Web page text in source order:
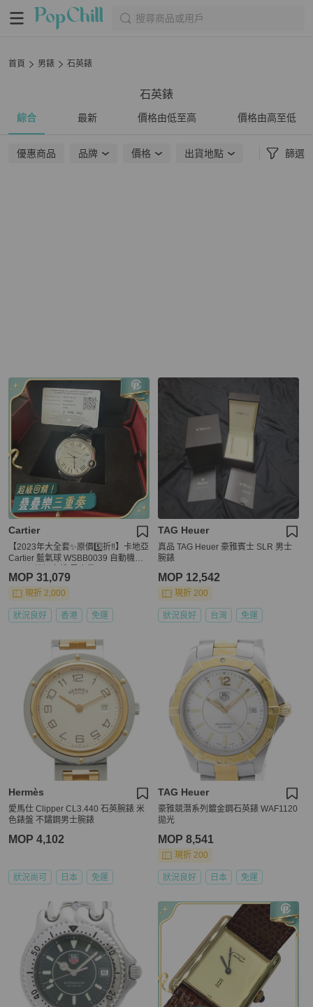
搜尋商品或用戶
首頁 男錶 石英錶
石英錶
綜合 最新 價格由低至高 價格由高至低
優惠商品 品牌 價格 出貨地點 篩選
Cartier
【2023年大全套✨原價5️⃣折‼️】卡地亞
Cartier 藍氣球 WSBB0039 自動機械
MOP 31,079
現折 2,000
狀況良好 香港 免運
TAG Heuer
真品 TAG Heuer 豪雅賓士 SLR 男士
腕錶
MOP 12,542
現折 200
狀況良好 台灣 免運
Hermès
愛馬仕 Clipper CL3.440 石英腕錶 米
色錶盤 不鏽鋼男士腕錶
MOP 4,102
狀況尚可 日本 免運
TAG Heuer
豪雅競潛系列鍍金鋼石英錶 WAF1120
拋光
MOP 8,541
現折 200
狀況良好 日本 免運